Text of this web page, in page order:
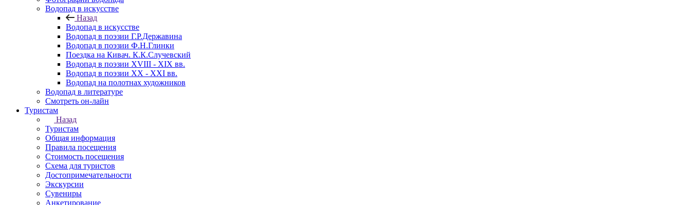
Водопад в искусстве
Назад
Водопад в искусстве
Водопад в поэзии Г.Р.Державина
Водопад в поэзии Ф.Н.Глинки
Поездка на Кивач. К.К.Случевский
Водопад в поэзии XVIII - XIX вв.
Водопад в поэзии XX - XXI вв.
Водопад на полотнах художников
Водопад в литературе
Смотреть он-лайн
Туристам
Назад
Туристам
Общая информация
Правила посещения
Стоимость посещения
Схема для туристов
Достопримечательности
Экскурсии
Сувениры
Анкетирование